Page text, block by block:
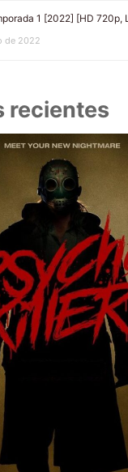
1 [2022] [HD 720p,
de 2022
recientes